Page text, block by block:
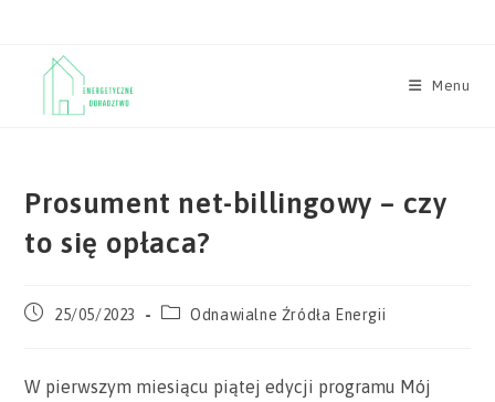
content
Menu
Prosument net-billingowy – czy
to się opłaca?
Post25/05/2023
PostOdnawialne Źródła Energii
W pierwszym miesiącu piątej edycji programu Mój